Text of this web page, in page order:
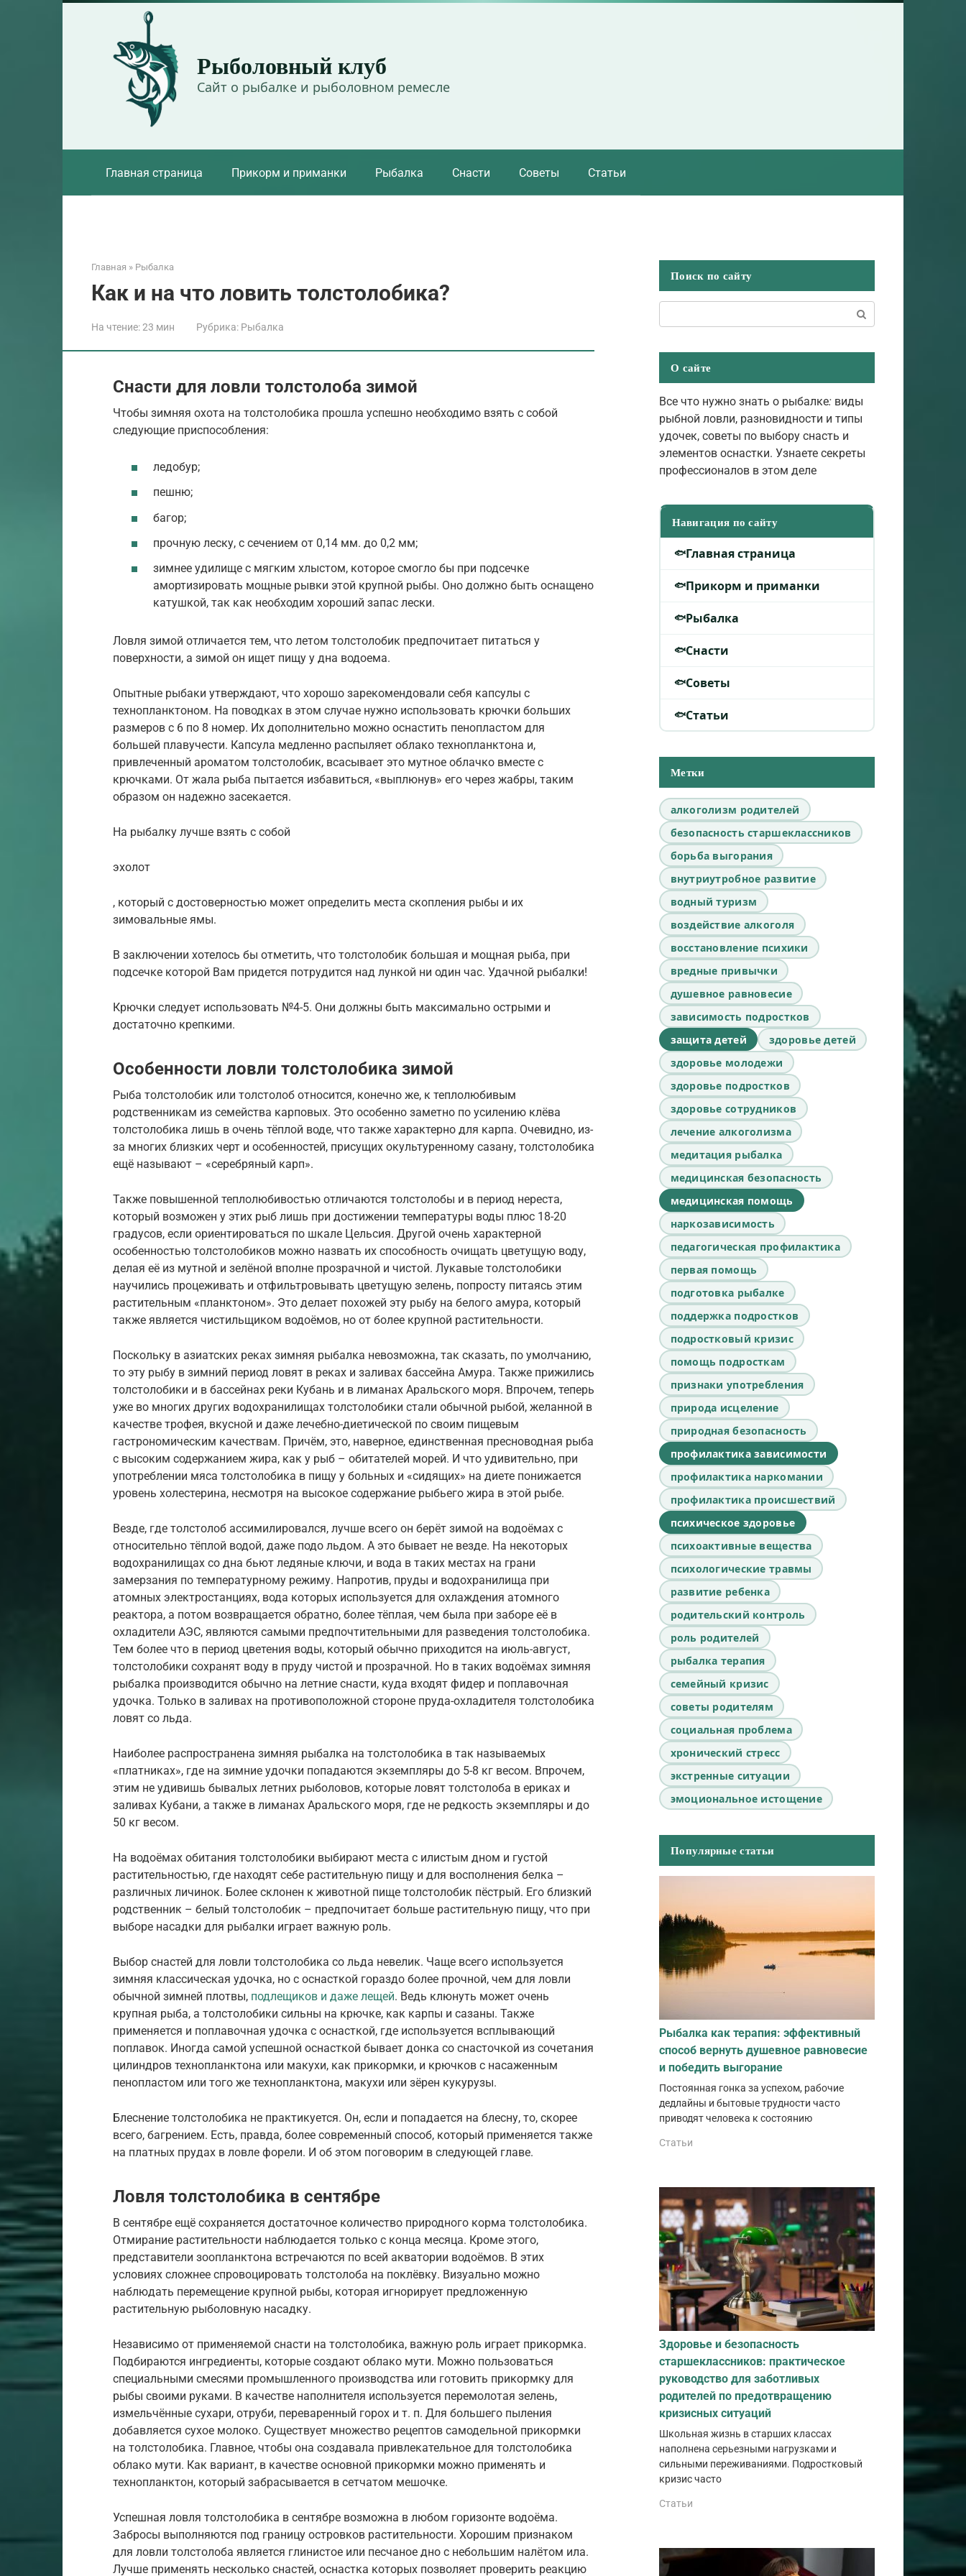
Рыболовный клуб
Сайт о рыбалке и рыболовном ремесле
Главная страница Прикорм и приманки Рыбалка Снасти Советы Статьи
Главная » Рыбалка
Как и на что ловить толстолобика?
На чтение:23 мин Рубрика: Рыбалка
Снасти для ловли толстолоба зимой
Чтобы зимняя охота на толстолобика прошла успешно необходимо взять с собой
следующие приспособления:
ледобур;
пешню;
багор;
прочную леску, с сечением от 0,14 мм. до 0,2 мм;
зимнее удилище с мягким хлыстом, которое смогло бы при подсечке
амортизировать мощные рывки этой крупной рыбы. Оно должно быть оснащено
катушкой, так как необходим хороший запас лески.
Ловля зимой отличается тем, что летом толстолобик предпочитает питаться у
поверхности, а зимой он ищет пищу у дна водоема.
Опытные рыбаки утверждают, что хорошо зарекомендовали себя капсулы с
технопланктоном. На поводках в этом случае нужно использовать крючки больших
размеров с 6 по 8 номер. Их дополнительно можно оснастить пенопластом для
большей плавучести. Капсула медленно распыляет облако технопланктона и,
привлеченный ароматом толстолобик, всасывает это мутное облачко вместе с
крючками. От жала рыба пытается избавиться, «выплюнув» его через жабры, таким
образом он надежно засекается.
На рыбалку лучше взять с собой
эхолот
, который с достоверностью может определить места скопления рыбы и их
зимовальные ямы.
В заключении хотелось бы отметить, что толстолобик большая и мощная рыба, при
подсечке которой Вам придется потрудится над лункой ни один час. Удачной рыбалки!
Крючки следует использовать №4-5. Они должны быть максимально острыми и
достаточно крепкими.
Особенности ловли толстолобика зимой
Рыба толстолобик или толстолоб относится, конечно же, к теплолюбивым
родственникам из семейства карповых. Это особенно заметно по усилению клёва
толстолобика лишь в очень тёплой воде, что также характерно для карпа. Очевидно, из-
за многих близких черт и особенностей, присущих окультуренному сазану, толстолобика
ещё называют – «серебряный карп».
Также повышенной теплолюбивостью отличаются толстолобы и в период нереста,
который возможен у этих рыб лишь при достижении температуры воды плюс 18-20
градусов, если ориентироваться по шкале Цельсия. Другой очень характерной
особенностью толстолобиков можно назвать их способность очищать цветущую воду,
делая её из мутной и зелёной вполне прозрачной и чистой. Лукавые толстолобики
научились процеживать и отфильтровывать цветущую зелень, попросту питаясь этим
растительным «планктоном». Это делает похожей эту рыбу на белого амура, который
также является чистильщиком водоёмов, но от более крупной растительности.
Поскольку в азиатских реках зимняя рыбалка невозможна, так сказать, по умолчанию,
то эту рыбу в зимний период ловят в реках и заливах бассейна Амура. Также прижились
толстолобики и в бассейнах реки Кубань и в лиманах Аральского моря. Впрочем, теперь
уже во многих других водохранилищах толстолобики стали обычной рыбой, желанной в
качестве трофея, вкусной и даже лечебно-диетической по своим пищевым
гастрономическим качествам. Причём, это, наверное, единственная пресноводная рыба
с высоким содержанием жира, как у рыб – обитателей морей. И что удивительно, при
употреблении мяса толстолобика в пищу у больных и «сидящих» на диете понижается
уровень холестерина, несмотря на высокое содержание рыбьего жира в этой рыбе.
Везде, где толстолоб ассимилировался, лучше всего он берёт зимой на водоёмах с
относительно тёплой водой, даже подо льдом. А это бывает не везде. На некоторых
водохранилищах со дна бьют ледяные ключи, и вода в таких местах на грани
замерзания по температурному режиму. Напротив, пруды и водохранилища при
атомных электростанциях, вода которых используется для охлаждения атомного
реактора, а потом возвращается обратно, более тёплая, чем была при заборе её в
охладители АЭС, являются самыми предпочтительными для разведения толстолобика.
Тем более что в период цветения воды, который обычно приходится на июль-август,
толстолобики сохранят воду в пруду чистой и прозрачной. Но в таких водоёмах зимняя
рыбалка производится обычно на летние снасти, куда входят фидер и поплавочная
удочка. Только в заливах на противоположной стороне пруда-охладителя толстолобика
ловят со льда.
Наиболее распространена зимняя рыбалка на толстолобика в так называемых
«платниках», где на зимние удочки попадаются экземпляры до 5-8 кг весом. Впрочем,
этим не удивишь бывалых летних рыболовов, которые ловят толстолоба в ериках и
заливах Кубани, а также в лиманах Аральского моря, где не редкость экземпляры и до
50 кг весом.
На водоёмах обитания толстолобики выбирают места с илистым дном и густой
растительностью, где находят себе растительную пищу и для восполнения белка –
различных личинок. Более склонен к животной пище толстолобик пёстрый. Его близкий
родственник – белый толстолобик – предпочитает больше растительную пищу, что при
выборе насадки для рыбалки играет важную роль.
Выбор снастей для ловли толстолобика со льда невелик. Чаще всего используется
зимняя классическая удочка, но с оснасткой гораздо более прочной, чем для ловли
обычной зимней плотвы, подлещиков и даже лещей. Ведь клюнуть может очень
крупная рыба, а толстолобики сильны на крючке, как карпы и сазаны. Также
применяется и поплавочная удочка с оснасткой, где используется всплывающий
поплавок. Иногда самой успешной оснасткой бывает донка со снасточкой из сочетания
цилиндров технопланктона или макухи, как прикормки, и крючков с насаженным
пенопластом или того же технопланктона, макухи или зёрен кукурузы.
Блеснение толстолобика не практикуется. Он, если и попадается на блесну, то, скорее
всего, багрением. Есть, правда, более современный способ, который применяется также
на платных прудах в ловле форели. И об этом поговорим в следующей главе.
Ловля толстолобика в сентябре
В сентябре ещё сохраняется достаточное количество природного корма толстолобика.
Отмирание растительности наблюдается только с конца месяца. Кроме этого,
представители зоопланктона встречаются по всей акватории водоёмов. В этих
условиях сложнее спровоцировать толстолоба на поклёвку. Визуально можно
наблюдать перемещение крупной рыбы, которая игнорирует предложенную
растительную рыболовную насадку.
Независимо от применяемой снасти на толстолобика, важную роль играет прикормка.
Подбираются ингредиенты, которые создают облако мути. Можно пользоваться
специальными смесями промышленного производства или готовить прикормку для
рыбы своими руками. В качестве наполнителя используется перемолотая зелень,
измельчённые сухари, отруби, переваренный горох и т. п. Для большего пыления
добавляется сухое молоко. Существует множество рецептов самодельной прикормки
на толстолобика. Главное, чтобы она создавала привлекательное для толстолобика
облако мути. Как вариант, в качестве основной прикормки можно применять и
технопланктон, который забрасывается в сетчатом мешочке.
Успешная ловля толстолобика в сентябре возможна в любом горизонте водоёма.
Забросы выполняются под границу островков растительности. Хорошим признаком
для ловли толстолоба является глинистое или песчаное дно с небольшим налётом ила.
Лучше применять несколько снастей, оснастка которых позволяет проверить реакцию
Поиск по сайту
О сайте
Все что нужно знать о рыбалке: виды
рыбной ловли, разновидности и типы
удочек, советы по выбору снасть и
элементов оснастки. Узнаете секреты
профессионалов в этом деле
Навигация по сайту
Главная страница
Прикорм и приманки
Рыбалка
Снасти
Советы
Статьи
Метки
алкоголизм родителей
безопасность старшеклассников
борьба выгорания
внутриутробное развитие
водный туризм
воздействие алкоголя
восстановление психики
вредные привычки
душевное равновесие
зависимость подростков
защита детей
здоровье детей
здоровье молодежи
здоровье подростков
здоровье сотрудников
лечение алкоголизма
медитация рыбалка
медицинская безопасность
медицинская помощь
наркозависимость
педагогическая профилактика
первая помощь
подготовка рыбалке
поддержка подростков
подростковый кризис
помощь подросткам
признаки употребления
природа исцеление
природная безопасность
профилактика зависимости
профилактика наркомании
профилактика происшествий
психическое здоровье
психоактивные вещества
психологические травмы
развитие ребенка
родительский контроль
роль родителей
рыбалка терапия
семейный кризис
советы родителям
социальная проблема
хронический стресс
экстренные ситуации
эмоциональное истощение
Популярные статьи
Рыбалка как терапия: эффективный
способ вернуть душевное равновесие
и победить выгорание
Постоянная гонка за успехом, рабочие
дедлайны и бытовые трудности часто
приводят человека к состоянию
Статьи
Здоровье и безопасность
старшеклассников: практическое
руководство для заботливых
родителей по предотвращению
кризисных ситуаций
Школьная жизнь в старших классах
наполнена серьезными нагрузками и
сильными переживаниями. Подростковый
кризис часто
Статьи